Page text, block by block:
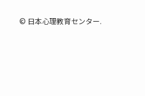
© 日本心理教育センター.